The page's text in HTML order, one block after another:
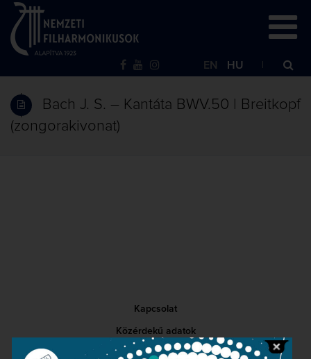
EN HU
Bach J. S. – Kantáta BWV.50 | Breitkopf
(zongorakivonat)
Kapcsolat
Közérdekű adatok
Sajtószoba